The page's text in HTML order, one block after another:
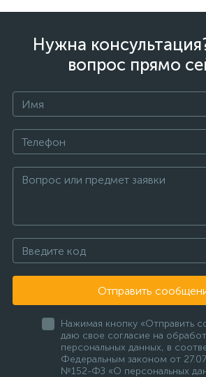
Нужна
вопрос прямо
Отправить
Нажимая кнопку «Отправить
даю свое согласие на
персональных данных, в
Федеральным законом от
№152-ФЗ «О персональных